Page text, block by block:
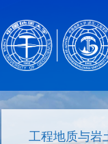
工程地质与岩